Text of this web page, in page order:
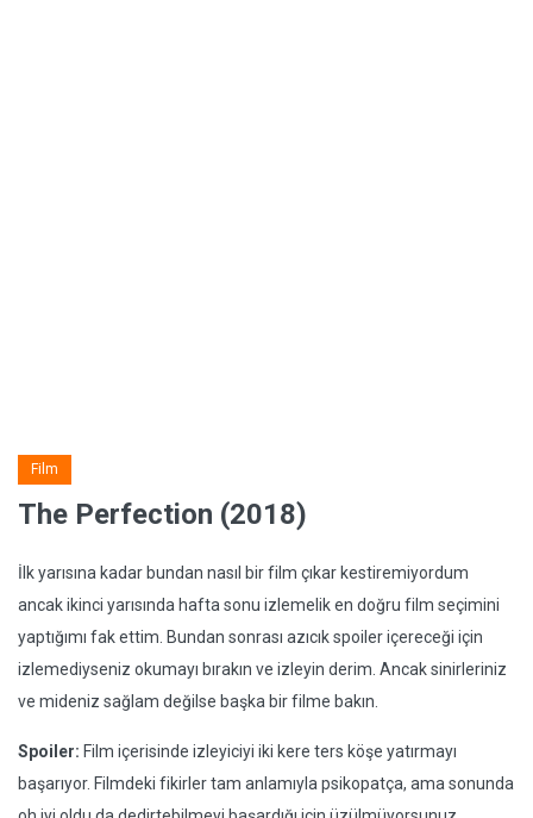
Film
The Perfection (2018)
İlk yarısına kadar bundan nasıl bir film çıkar kestiremiyordum
ancak ikinci yarısında hafta sonu izlemelik en doğru film seçimini
yaptığımı fak ettim. Bundan sonrası azıcık spoiler içereceği için
izlemediyseniz okumayı bırakın ve izleyin derim. Ancak sinirleriniz
ve mideniz sağlam değilse başka bir filme bakın.
Spoiler: Film içerisinde izleyiciyi iki kere ters köşe yatırmayı
başarıyor. Filmdeki fikirler tam anlamıyla psikopatça, ama sonunda